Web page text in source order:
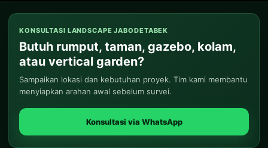
KONSULTASI LANDSCAPE JABODETABEK
Butuh rumput, taman, gazebo, kolam,
atau vertical garden?
Sampaikan lokasi dan kebutuhan proyek. Tim kami membantu
menyiapkan arahan awal sebelum survei.
Konsultasi via WhatsApp